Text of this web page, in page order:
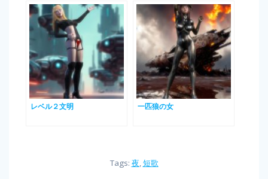
レベル２文明 一匹狼の女
Tags: 夜,短歌